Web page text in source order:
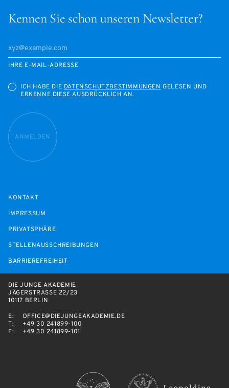
Kennen Sie schon unseren Newsletter?
IHRE E-MAIL-ADRESSE
ICH HABE DIE DATENSCHUTZBESTIMMUNGEN GELESEN UND
ERKENNE DIESE AUSDRÜCKLICH AN.
ANMELDEN
KONTAKT
IMPRESSUM
PRIVATSPHÄRE
STELLENAUSSCHREIBUNGEN
BARRIEREFREIHEIT
DIE JUNGE AKADEMIE
JÄGERSTRASSE 22/23
10117 BERLIN
E:
OFFICE@DIEJUNGEAKADEMIE.DE
T:
+49 30 241899-100
F:
+49 30 241899-101